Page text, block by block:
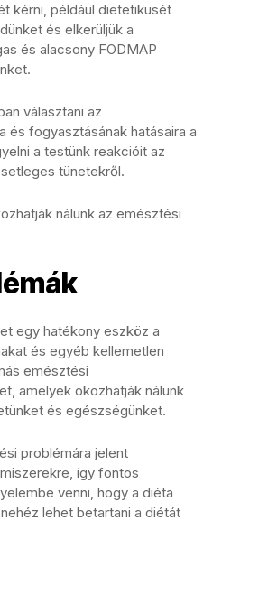
kérni, például dietetikusét
és elkerüljük a
és alacsony FODMAP
választani az
és fogyasztásának hatásaira a
a testünk reakcióit az
tünetekről.
nálunk az emésztési
egy hatékony eszköz a
és egyéb kellemetlen
emésztési
amelyek okozhatják nálunk
és egészségünket.
problémára jelent
így fontos
venni, hogy a diéta
lehet betartani a diétát